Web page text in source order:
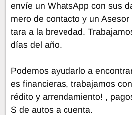
envíe un WhatsApp con sus
mero de contacto y un
tara a la brevedad.
días del año.
Podemos ayudarlo a
es financieras, trabajamos
rédito y arrendamiento! ,
S de autos a cuenta.